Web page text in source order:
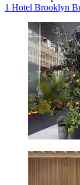
1 Hotel Brooklyn